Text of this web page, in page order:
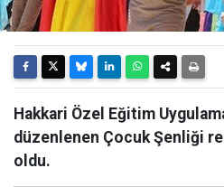
Hakkari Özel Eğitim
düzenlenen Çocuk Şenliği
oldu.